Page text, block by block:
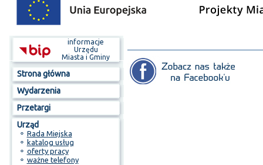
informacje
Urzędu
Miasta i Gminy
Strona główna
Wydarzenia
Przetargi
Urząd
⚬ Rada Miejska
⚬ katalog usług
⚬ oferty pracy
⚬ ważne telefony